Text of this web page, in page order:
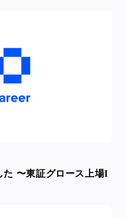
た 〜東証グロース上場I